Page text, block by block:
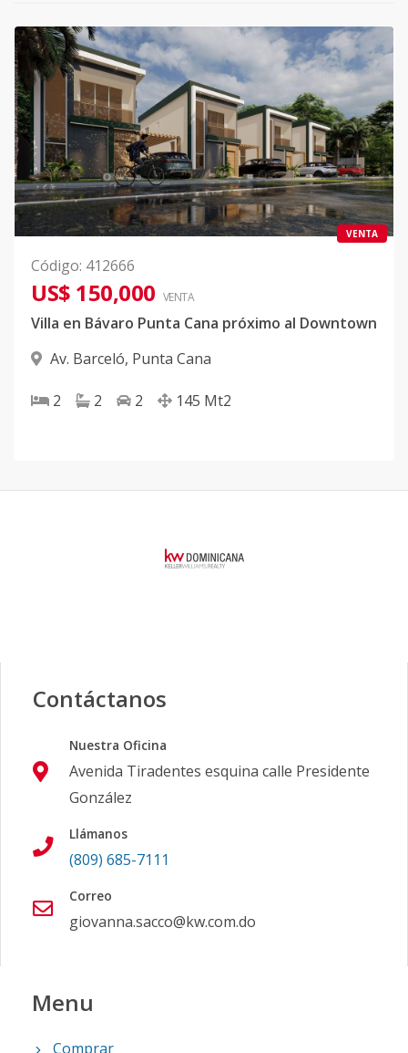
VENTA
Código: 412666
US$ 150,000 VENTA
Villa en Bávaro Punta Cana próximo al Downtown
Av. Barceló, Punta Cana
2 2 2 145 Mt2
Contáctanos
Nuestra Oficina
Avenida Tiradentes esquina calle Presidente
González
Llámanos
(809) 685-7111
Correo
giovanna.sacco@kw.com.do
Menu
Comprar